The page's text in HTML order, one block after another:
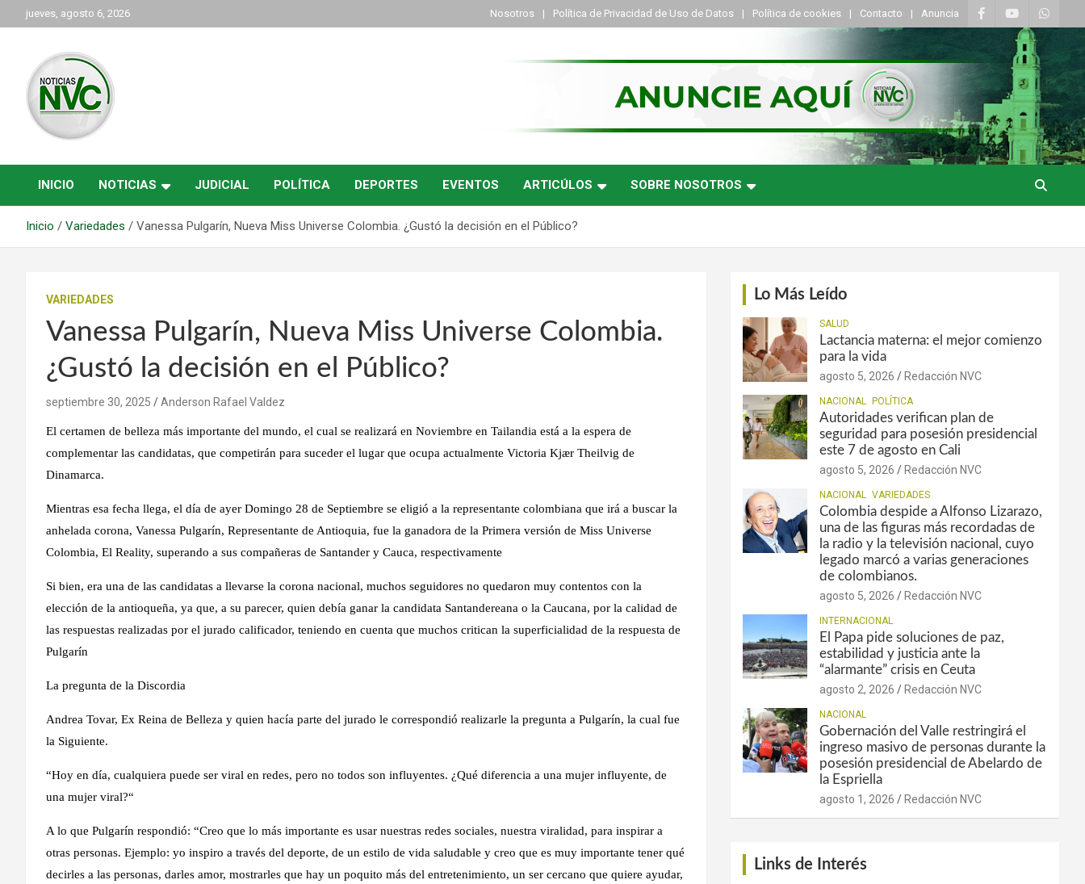
Saltar
al
jueves, agosto 6, 2026 Nosotros Política de Privacidad de Uso de Datos Política de cookies Contacto Anuncia
NVC Noticias
INICIO NOTICIAS JUDICIAL POLÍTICA DEPORTES EVENTOS ARTICÚLOS SOBRE NOSOTROS
Inicio Variedades Vanessa Pulgarín, Nueva Miss Universe Colombia. ¿Gustó la decisión en el Público?
VARIEDADES
Vanessa Pulgarín, Nueva Miss Universe Colombia.
¿Gustó la decisión en el Público?
septiembre 30, 2025 Anderson Rafael Valdez
El certamen de belleza más importante del mundo, el cual se realizará en Noviembre en Tailandia está a la espera de
complementar las candidatas, que competirán para suceder el lugar que ocupa actualmente Victoria Kjær Theilvig de
Dinamarca.
Mientras esa fecha llega, el día de ayer Domingo 28 de Septiembre se eligió a la representante colombiana que irá a buscar la
anhelada corona, Vanessa Pulgarín, Representante de Antioquia, fue la ganadora de la Primera versión de Miss Universe
Colombia, El Reality, superando a sus compañeras de Santander y Cauca, respectivamente
Si bien, era una de las candidatas a llevarse la corona nacional, muchos seguidores no quedaron muy contentos con la
elección de la antioqueña, ya que, a su parecer, quien debía ganar la candidata Santandereana o la Caucana, por la calidad de
las respuestas realizadas por el jurado calificador, teniendo en cuenta que muchos critican la superficialidad de la respuesta de
Pulgarín
La pregunta de la Discordia
Andrea Tovar, Ex Reina de Belleza y quien hacía parte del jurado le correspondió realizarle la pregunta a Pulgarín, la cual fue
la Siguiente.
“Hoy en día, cualquiera puede ser viral en redes, pero no todos son influyentes. ¿Qué diferencia a una mujer influyente, de
una mujer viral?“
A lo que Pulgarín respondió: “Creo que lo más importante es usar nuestras redes sociales, nuestra viralidad, para inspirar a
otras personas. Ejemplo: yo inspiro a través del deporte, de un estilo de vida saludable y creo que es muy importante tener qué
decirles a las personas, darles amor, mostrarles que hay un poquito más del entretenimiento, un ser cercano que quiere ayudar,
Lo Más Leído
SALUD
Lactancia materna: el mejor comienzo
para la vida
agosto 5, 2026 Redacción NVC
NACIONAL POLÍTICA
Autoridades verifican plan de
seguridad para posesión presidencial
este 7 de agosto en Cali
agosto 5, 2026 Redacción NVC
NACIONAL VARIEDADES
Colombia despide a Alfonso Lizarazo,
una de las figuras más recordadas de
la radio y la televisión nacional, cuyo
legado marcó a varias generaciones
de colombianos.
agosto 5, 2026 Redacción NVC
INTERNACIONAL
El Papa pide soluciones de paz,
estabilidad y justicia ante la
“alarmante” crisis en Ceuta
agosto 2, 2026 Redacción NVC
NACIONAL
Gobernación del Valle restringirá el
ingreso masivo de personas durante la
posesión presidencial de Abelardo de
la Espriella
agosto 1, 2026 Redacción NVC
Links de Interés